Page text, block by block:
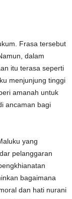
Frasa tersebut
dalam
itu terasa seperti
menjunjung tinggi
amanah untuk
ancaman bagi
yang
pelanggaran
bagaimana
dan hati nurani